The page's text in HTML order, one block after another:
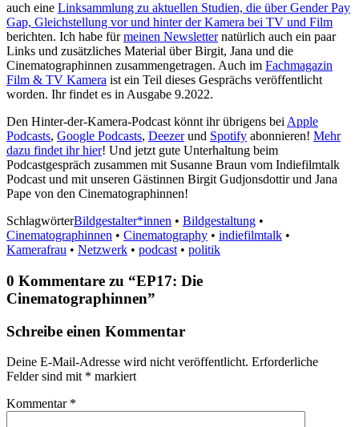
auch eine Linksammlung zu aktuellen Studien, die über Gender Pay
Gap, Gleichstellung vor und hinter der Kamera bei TV und Film
berichten. Ich habe fürmeinen Newsletternatürlich auch ein paar
Links und zusätzliches Material über Birgit, Jana und die
Cinematographinnen zusammengetragen. Auch im Fachmagazin
Film & TV Kamera ist ein Teil dieses Gesprächs veröffentlicht
worden. Ihr findet es in Ausgabe 9.2022.
Den Hinter-der-Kamera-Podcast könnt ihr übrigens bei Apple
Podcasts, Google Podcasts, Deezerund Spotify abonnieren! Mehr
dazu findet ihr hier! Und jetzt gute Unterhaltung beim
Podcastgespräch zusammen mit Susanne Braun vom Indiefilmtalk
Podcast und mit unseren Gästinnen Birgit Gudjonsdottir und Jana
Pape von den Cinematographinnen!
SchlagwörterBildgestalter*innen • Bildgestaltung •
Cinematographinnen • Cinematography • indiefilmtalk •
Kamerafrau • Netzwerk • podcast • politik
0 Kommentare zu “EP17: Die
Cinematographinnen”
Schreibe einen Kommentar
Deine E-Mail-Adresse wird nicht veröffentlicht. Erforderliche
Felder sind mit * markiert
Kommentar *